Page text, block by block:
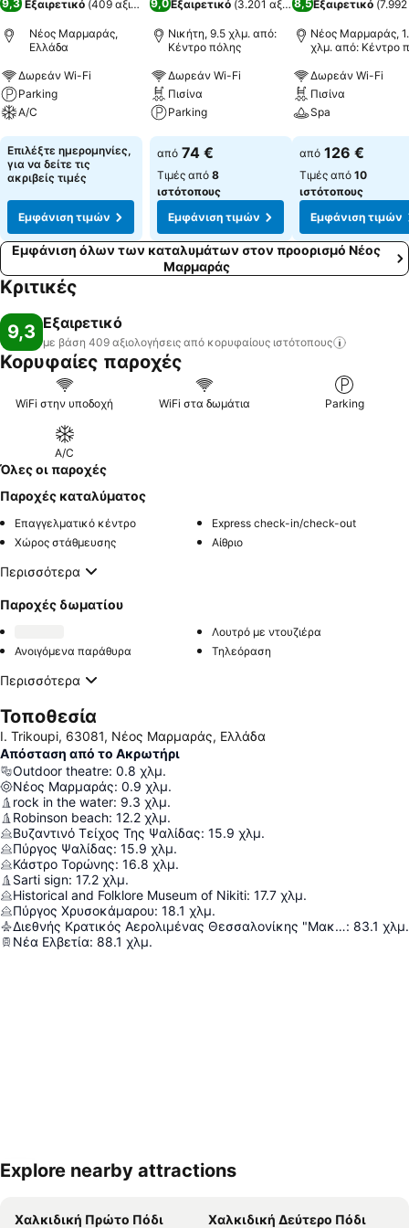
9,3 Εξαιρετικό (409 αξιολογήσεις)
Νέος Μαρμαράς,
Ελλάδα
Δωρεάν Wi-Fi
Parking
A/C
Εμφάνιση τιμών
Επιλέξτε ημερομηνίες,
για να δείτε τις
ακριβείς τιμές
Εμφάνιση τιμών
9,0Εξαιρετικό (3.201 αξιολογήσεις)
Νικήτη, 9.5 χλμ. από:
Κέντρο πόλης
Δωρεάν Wi-Fi
Πισίνα
Parking
Εμφάνιση τιμών
από 74 €
Τιμές από 8
ιστότοπους
Εμφάνιση τιμών
8,5Εξαιρετικό (7.992
Νέος Μαρμαράς,
χλμ. από: Κέντρο
Δωρεάν Wi-Fi
Πισίνα
Spa
Εμφάνιση τιμών
από 126 €
Τιμές από 10
ιστότοπους
Εμφάνιση τιμών
Εμφάνιση όλων των καταλυμάτων στον προορισμό Νέος
Μαρμαράς
Κριτικές
9,3 Εξαιρετικό
με βάση 409 αξιολογήσεις από κορυφαίους ιστότοπους
Κορυφαίες παροχές
WiFi στην υποδοχή WiFi στα δωμάτια Parking
A/C
Όλες οι παροχές
Παροχές καταλύματος
Επαγγελματικό κέντρο
Express check-in/check-out
Χώρος στάθμευσης
Αίθριο
Περισσότερα
Παροχές δωματίου
Λουτρό με ντουζιέρα
Ανοιγόμενα παράθυρα
Τηλεόραση
Περισσότερα
Τοποθεσία
I. Trikoupi, 63081, Νέος Μαρμαράς, Ελλάδα
Απόσταση από το Ακρωτήρι
Outdoor theatre: 0.8 χλμ.
Νέος Μαρμαράς: 0.9 χλμ.
rock in the water: 9.3 χλμ.
Robinson beach: 12.2 χλμ.
Βυζαντινό Τείχος Της Ψαλίδας: 15.9 χλμ.
Πύργος Ψαλίδας: 15.9 χλμ.
Κάστρο Τορώνης: 16.8 χλμ.
Sarti sign: 17.2 χλμ.
Historical and Folklore Museum of Nikiti: 17.7 χλμ.
Πύργος Χρυσοκάμαρου: 18.1 χλμ.
Διεθνής Κρατικός Αερολιμένας Θεσσαλονίκης "Μακεδονία": 83.1 χλμ.
Νέα Ελβετία: 88.1 χλμ.
Ανάπτυξη χάρτη
Explore nearby attractions
Χαλκιδική Πρώτο Πόδι Χαλκιδική Δεύτερο Πόδι